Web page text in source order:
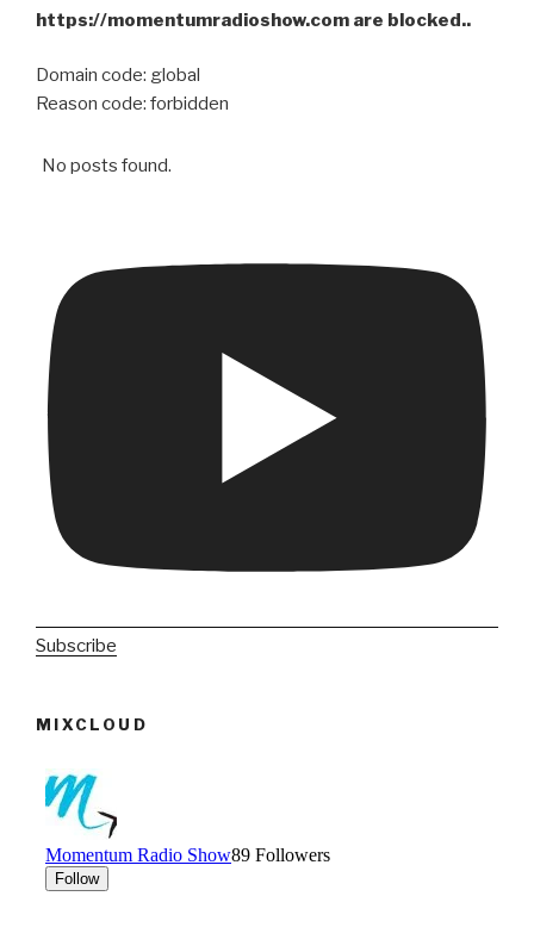
https://momentumradioshow.com are blocked..
Domain code: global
Reason code: forbidden
No posts found.
Subscribe
MIXCLOUD